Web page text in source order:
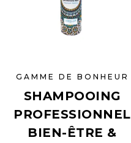
GAMME DE BONHEUR
SHAMPOOING
PROFESSIONNEL
BIEN-ÊTRE &